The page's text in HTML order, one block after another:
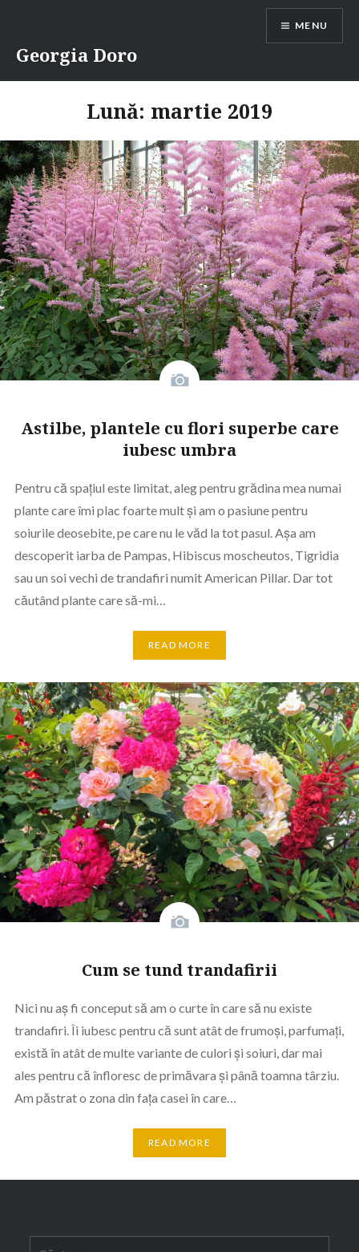
content
Georgia Doro
MENU
Lună: martie 2019
Astilbe, plantele cu flori superbe care
iubesc umbra
Pentru că spațiul este limitat, aleg pentru grădina mea numai
plante care îmi plac foarte mult și am o pasiune pentru
soiurile deosebite, pe care nu le văd la tot pasul. Așa am
descoperit iarba de Pampas, Hibiscus moscheutos, Tigridia
sau un soi vechi de trandafiri numit American Pillar. Dar tot
căutând plante care să-mi…
READ MORE
Cum se tund trandafirii
Nici nu aș fi conceput să am o curte în care să nu existe
trandafiri. Îi iubesc pentru că sunt atât de frumoși, parfumați,
există în atât de multe variante de culori și soiuri, dar mai
ales pentru că înfloresc de primăvara și până toamna târziu.
Am păstrat o zona din fața casei în care…
READ MORE